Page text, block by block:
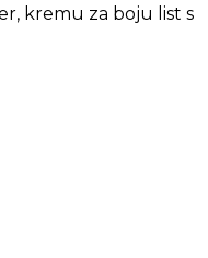
kremu za boju list s